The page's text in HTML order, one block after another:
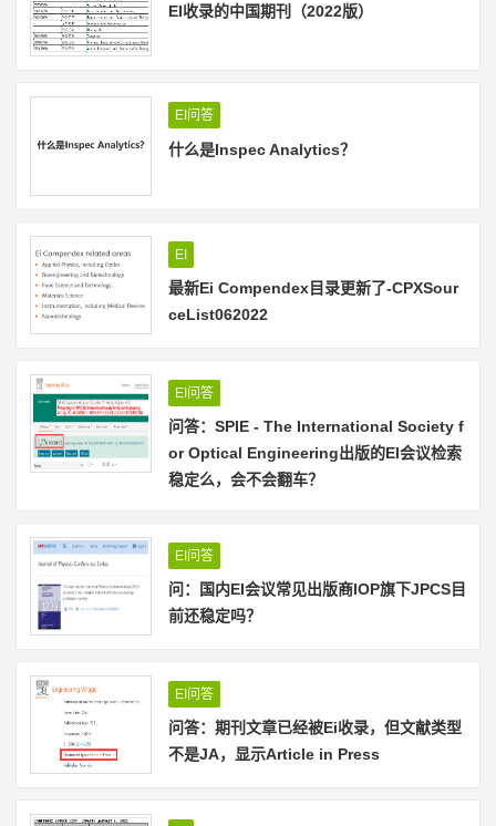
EI收录的中国期刊（2022版）
EI问答
什么是Inspec Analytics？
EI
最新Ei Compendex目录更新了-CPXSour
ceList062022
EI问答
问答：SPIE - The International Society f
or Optical Engineering出版的EI会议检索
稳定么，会不会翻车？
EI问答
问：国内EI会议常见出版商IOP旗下JPCS目
前还稳定吗？
EI问答
问答：期刊文章已经被Ei收录，但文献类型
不是JA，显示Article in Press